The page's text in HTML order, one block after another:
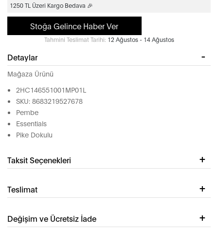
1250 TL Üzeri Kargo Bedava 🎉
Stoğa Gelince Haber Ver
Tahmini Teslimat Tarihi: 12 Ağustos - 14 Ağustos
Detaylar
Mağaza Ürünü
2HC146551001MP01L
SKU: 8683219527678
Pembe
Essentials
Pike Dokulu
Taksit Seçenekleri
Teslimat
Değişim ve Ücretsiz İade